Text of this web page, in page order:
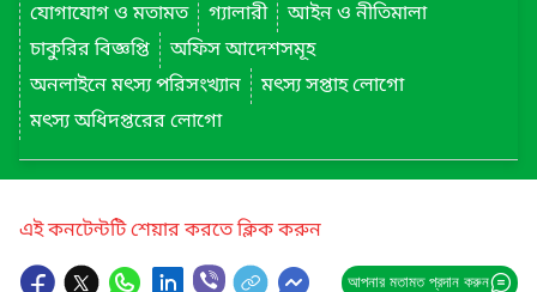
যোগাযোগ ও মতামত
গ্যালারী
আইন ও নীতিমালা
চাকুরির বিজ্ঞপ্তি
অফিস আদেশসমূহ
অনলাইনে মৎস্য পরিসংখ্যান
মৎস্য সপ্তাহ লোগো
মৎস্য অধিদপ্তরের লোগো
এই কনটেন্টটি শেয়ার করতে ক্লিক করুন
আপনার মতামত প্রদান করুন